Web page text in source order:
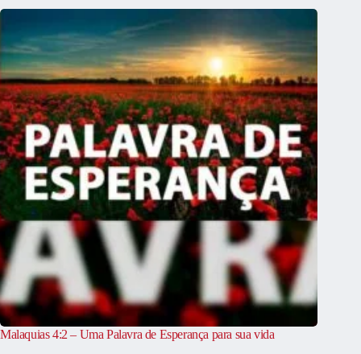
Malaquias 4:2 – Uma Palavra de Esperança para sua vida